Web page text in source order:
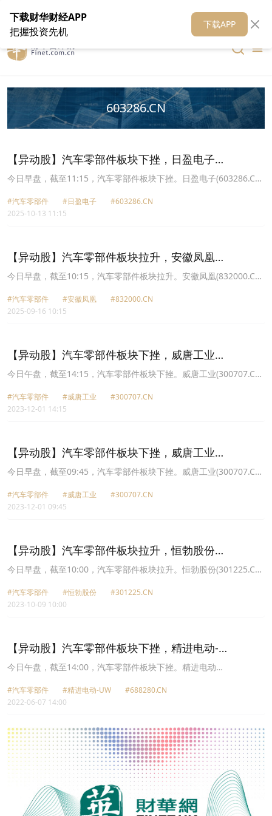
在线客服 关于我们 财华媒体矩阵 财华智库
603286.CN
【异动股】汽车零部件板块下挫，日盈电子
(603286.CN)跌9.83%
今日早盘，截至11:15，汽车零部件板块下挫。日盈电子(603286.CN)
股份(603179.CN)跌7.55%报76.13元，宁波华翔(002048.CN)跌
7.31%报36.39元，斯菱股份(301550.CN)跌6.90%报118.57元，豪能
#汽车零部件 #日盈电子
#603286.CN
2025-10-13 11:15
【异动股】汽车零部件板块拉升，安徽凤凰
(832000.CN)涨20.14%
今日早盘，截至10:15，汽车零部件板块拉升。安徽凤凰(832000.CN)
轮股份(002126.CN)涨10.01%报39.91元，朗博科技(603655.CN)涨
10.01%报46.38元，日盈电子(603286.CN)涨10.01%报38.68元，均
#汽车零部件 #安徽凤凰
#832000.CN
2025-09-16 10:15
【异动股】汽车零部件板块下挫，威唐工业
(300707.CN)跌11.64%
今日午盘，截至14:15，汽车零部件板块下挫。威唐工业(300707.CN)
舜宇精工(831906.CN)跌10.28%报16.75元，贵航股份(600523.CN)跌
9.98%报16.14元，日盈电子(603286.CN)跌9.39%报31.17元，云内
#汽车零部件 #威唐工业
#300707.CN
2023-12-01 14:15
【异动股】汽车零部件板块下挫，威唐工业
(300707.CN)跌12.94%
今日早盘，截至09:45，汽车零部件板块下挫。威唐工业(300707.CN)
内动力(000903.CN)跌9.60%报2.92元，神通科技(605228.CN)跌
9.59%报13.2元，日盈电子(603286.CN)跌8.14%报31.6元，铭科精
#汽车零部件 #威唐工业
#300707.CN
2023-12-01 09:45
【异动股】汽车零部件板块拉升，恒勃股份
(301225.CN)涨19.72%
今日早盘，截至10:00，汽车零部件板块拉升。恒勃股份(301225.CN)
上声电子(688533.CN)涨13.93%报45.87元，德迈仕(301007.CN)涨
12.83%报22.96元，圣龙股份(603178.CN)涨10.03%报13.27元，沪
#汽车零部件 #恒勃股份
#301225.CN
2023-10-09 10:00
【异动股】汽车零部件板块下挫，精进电动-
UW(688280.CN)跌14.92%
今日午盘，截至14:00，汽车零部件板块下挫。精进电动
9.96%报4.25元，光洋股份(002708.CN)跌9.19%报5.63元，湘油泵
(603319.CN)跌8.33%报15.74元，东风科技(600081.CN)跌8.17%报
(603161.CN)跌7.48%报10.52元，日盈电子(603286.CN)跌7.19%报
15.5元。
#汽车零部件 #精进电动-UW
#688280.CN
2022-06-07 14:00
下载财华财经APP
把握投资先机
下载APP